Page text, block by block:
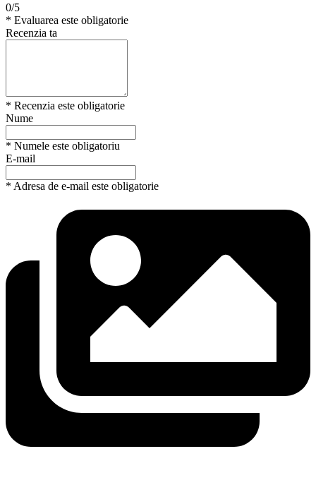
0/5
* Evaluarea este obligatorie
Recenzia ta
* Recenzia este obligatorie
Nume
* Numele este obligatoriu
E-mail
* Adresa de e-mail este obligatorie